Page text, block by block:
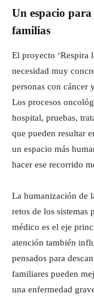
Un espacio
familias
El proyecto ‘Respira
necesidad muy
personas con cáncer
Los procesos
hospital, pruebas,
que pueden resultar
un espacio más
hacer ese recorrido
La humanización de
retos de los sistemas
médico es el eje
atención también
pensados para
familiares pueden
una enfermedad